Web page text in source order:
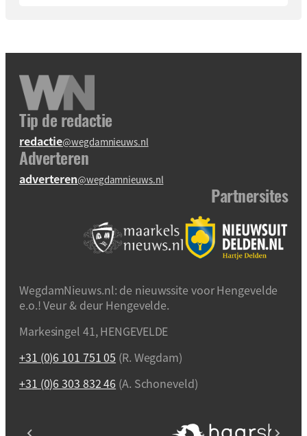
Tip de redactie
redactie@wegdamnieuws.nl
Adverteren
adverteren@wegdamnieuws.nl
Partnersites
WegdamNieuws.nl: de nieuwssite voor Hengevelde
e.o.! Veur & deur Hengevelde.
Markesingel 41, HENGEVELDE
+31 (0)6 101 751 05 (R. Wegdam)
+31 (0)6 303 832 46 (A. Schoneveld)